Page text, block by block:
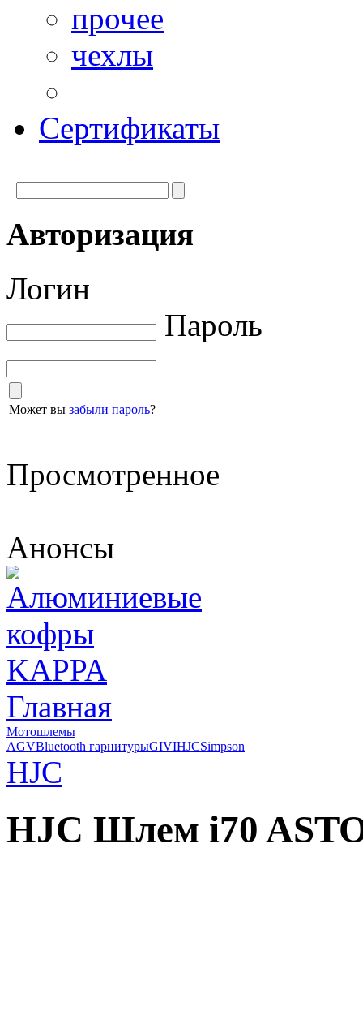
прочее
чехлы
Сертификаты
Авторизация
Логин
Пароль
Может вы забыли пароль?
Просмотренное
Анонсы
Главная
Мотошлемы
AGVBluetooth гарнитурыGIVIHJCSimpson
HJC
HJC Шлем i70